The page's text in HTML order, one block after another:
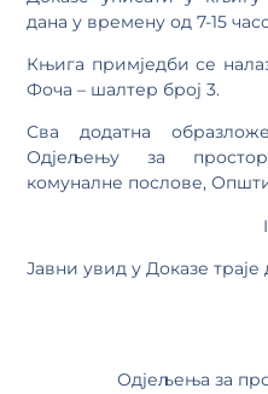
дана у времену од 7-15
Књига примједби се
Фоча – шалтер број 3.
Сва додатна
Одјељењу за
комуналне послове,
Јавни увид у Доказе траје
Одјељења за